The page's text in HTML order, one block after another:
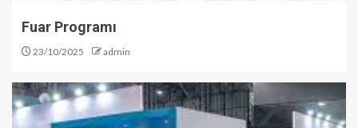
Fuar Programı
23/10/2025 admin